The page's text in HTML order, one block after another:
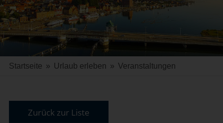
Startseite » Urlaub erleben » Veranstaltungen
Zurück zur Liste